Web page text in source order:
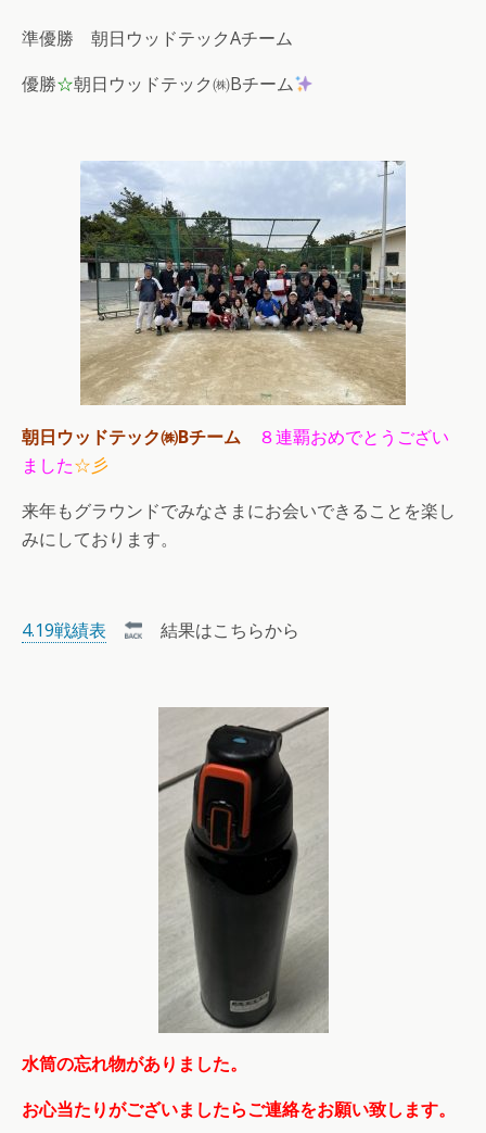
準優勝 朝日ウッドテックAチーム
優勝☆朝日ウッドテック㈱Bチーム
朝日ウッドテック㈱Bチーム
８連覇おめでとうござい
ました☆彡
来年もグラウンドでみなさまにお会いできることを楽し
みにしております。
4.19戦績表 結果はこちらから
水筒の忘れ物がありました。
お心当たりがございましたらご連絡をお願い致します。